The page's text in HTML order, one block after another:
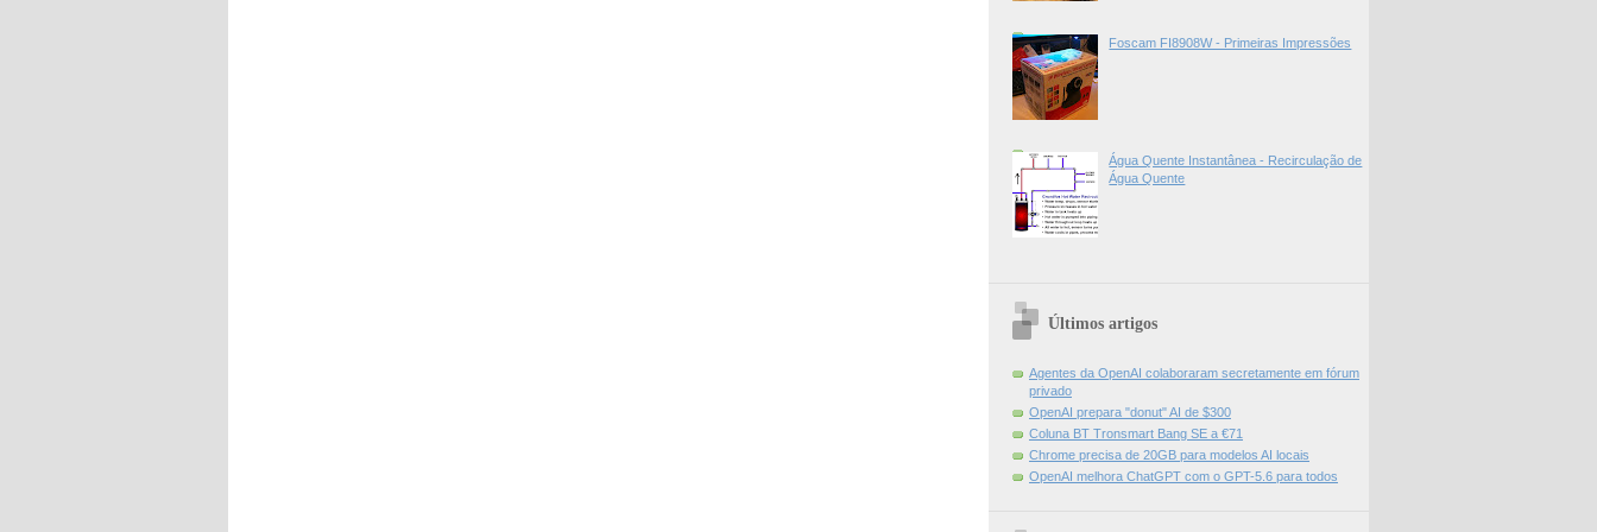
Foscam FI8908W - Primeiras Impressões
Água Quente Instantânea - Recirculação de
Água Quente
Últimos artigos
Agentes da OpenAI colaboraram secretamente em fórum
privado
OpenAI prepara "donut" AI de $300
Coluna BT Tronsmart Bang SE a €71
Chrome precisa de 20GB para modelos AI locais
OpenAI melhora ChatGPT com o GPT-5.6 para todos